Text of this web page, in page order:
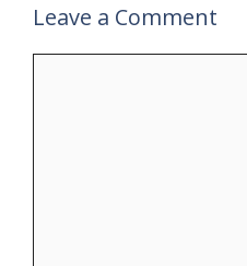
Leave a Comment